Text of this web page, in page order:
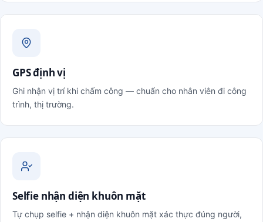
GPS định vị
Ghi nhận vị trí khi chấm công — chuẩn cho nhân viên đi công
trình, thị trường.
Selfie nhận diện khuôn mặt
Tự chụp selfie + nhận diện khuôn mặt xác thực đúng người,